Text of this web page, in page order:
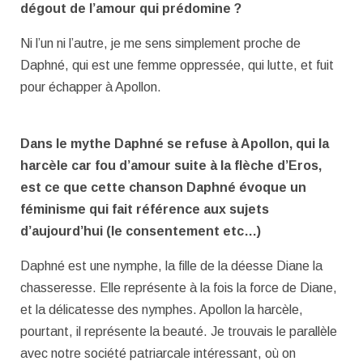
dégout de l’amour qui prédomine ?
Ni l’un ni l’autre, je me sens simplement proche de
Daphné, qui est une femme oppressée, qui lutte, et fuit
pour échapper à Apollon.
Dans le mythe Daphné se refuse à Apollon, qui la
harcèle car fou d’amour suite à la flèche d’Eros,
est ce que cette chanson Daphné évoque un
féminisme qui fait référence aux sujets
d’aujourd’hui (le consentement etc…)
Daphné est une nymphe, la fille de la déesse Diane la
chasseresse. Elle représente à la fois la force de Diane,
et la délicatesse des nymphes. Apollon la harcèle,
pourtant, il représente la beauté. Je trouvais le parallèle
avec notre société patriarcale intéressant, où on